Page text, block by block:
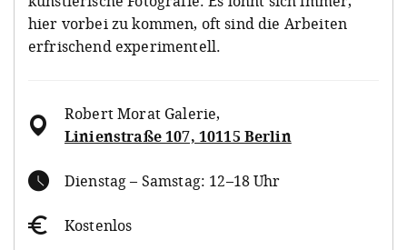
hier vorbei zu kommen, oft sind die Arbeiten
erfrischend experimentell.
Robert Morat Galerie,
Linienstraße 107, 10115 Berlin
Dienstag – Samstag: 12–18 Uhr
Kostenlos